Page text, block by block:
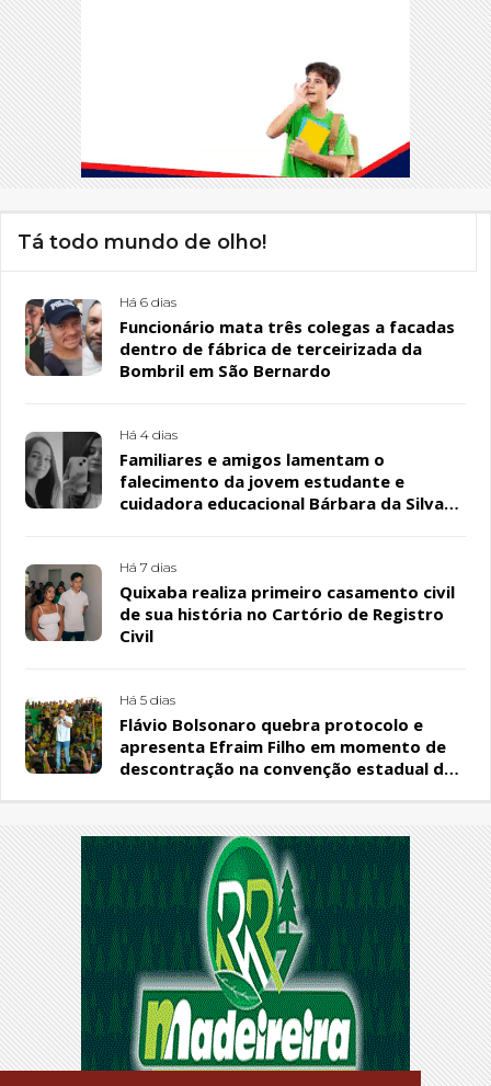
Tá todo mundo de olho!
Há 6 dias
Funcionário mata três colegas a facadas
dentro de fábrica de terceirizada da
Bombril em São Bernardo
Há 4 dias
Familiares e amigos lamentam o
falecimento da jovem estudante e
cuidadora educacional Bárbara da Silva
Há 7 dias
Quixaba realiza primeiro casamento civil
de sua história no Cartório de Registro
Civil
Há 5 dias
Flávio Bolsonaro quebra protocolo e
apresenta Efraim Filho em momento de
descontração na convenção estadual do